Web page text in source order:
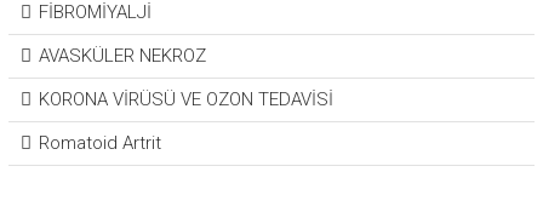
FİBROMİYALJİ
AVASKÜLER NEKROZ
KORONA VİRÜSÜ VE OZON TEDAVİSİ
Romatoid Artrit